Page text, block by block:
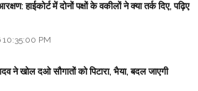
हाईकोर्ट में दोनों पक्षों के वकीलों ने क्या तर्क दिए, पढ़िए
PM
ने खोल दओ सौगातों को पिटारा, भैया, बदल जाएगी